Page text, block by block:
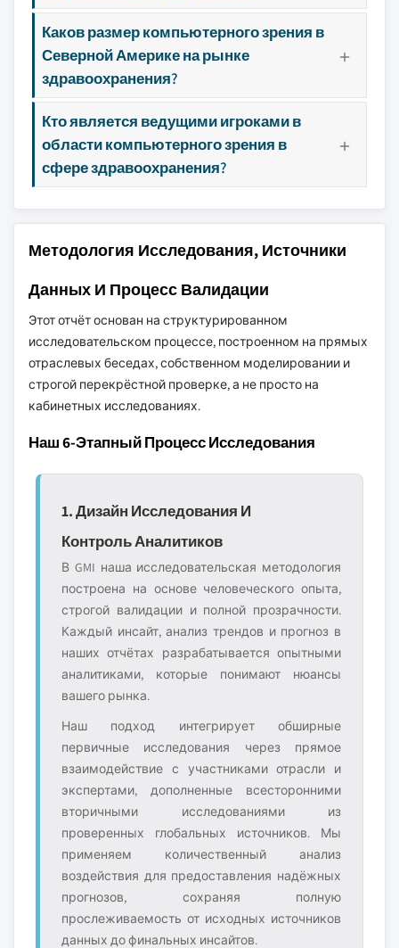
Каков размер компьютерного зрения в
Северной Америке на рынке
здравоохранения?
Кто является ведущими игроками в
области компьютерного зрения в
сфере здравоохранения?
Методология Исследования, Источники
Данных И Процесс Валидации
Этот отчёт основан на структурированном
исследовательском процессе, построенном на прямых
отраслевых беседах, собственном моделировании и
строгой перекрёстной проверке, а не просто на
кабинетных исследованиях.
Наш 6-Этапный Процесс Исследования
1. Дизайн Исследования И
Контроль Аналитиков
В GMI наша исследовательская методология
построена на основе человеческого опыта,
строгой валидации и полной прозрачности.
Каждый инсайт, анализ трендов и прогноз в
наших отчётах разрабатывается опытными
аналитиками, которые понимают нюансы
вашего рынка.
Наш подход интегрирует обширные
первичные исследования через прямое
взаимодействие с участниками отрасли и
экспертами, дополненные всесторонними
вторичными исследованиями из
проверенных глобальных источников. Мы
применяем количественный анализ
воздействия для предоставления надёжных
прогнозов, сохраняя полную
прослеживаемость от исходных источников
данных до финальных инсайтов.